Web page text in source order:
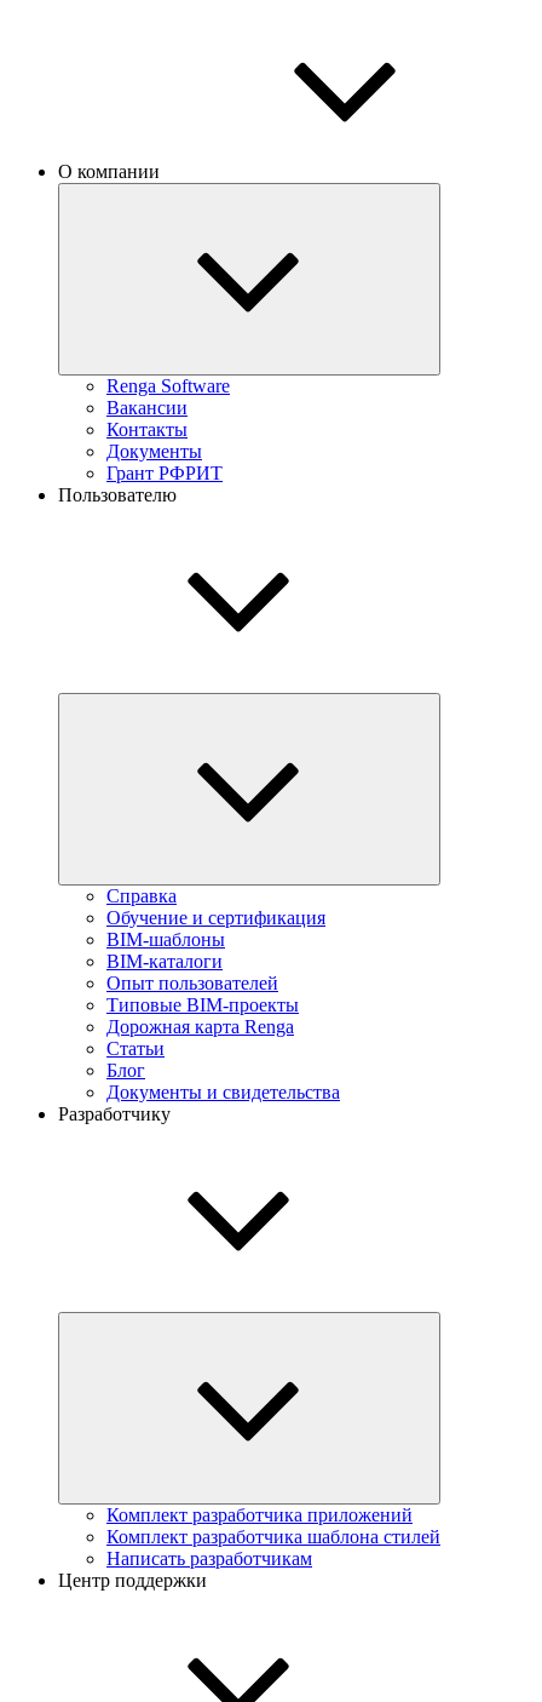
О компании
Renga Software
Вакансии
Контакты
Документы
Грант РФРИТ
Пользователю
Справка
Обучение и сертификация
BIM-шаблоны
BIM-каталоги
Опыт пользователей
Типовые BIM-проекты
Дорожная карта Renga
Статьи
Блог
Документы и свидетельства
Разработчику
Комплект разработчика приложений
Комплект разработчика шаблона стилей
Написать разработчикам
Центр поддержки